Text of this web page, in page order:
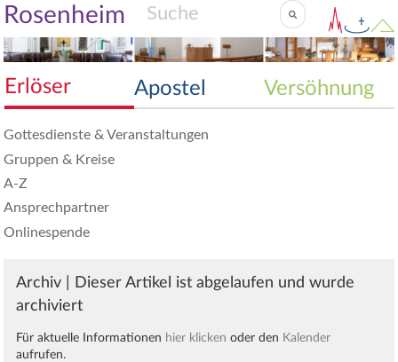
Rosenheim
Erlöser Apostel Versöhnung
Gottesdienste & Veranstaltungen
Gruppen & Kreise
A-Z
Ansprechpartner
Onlinespende
Archiv | Dieser Artikel ist abgelaufen und wurde
archiviert
Für aktuelle Informationen hier klicken oder den Kalender
aufrufen.